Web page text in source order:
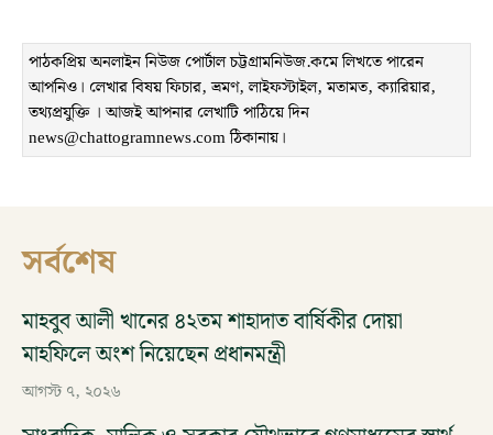
পাঠকপ্রিয় অনলাইন নিউজ পোর্টাল চট্টগ্রামনিউজ.কমে লিখতে পারেন
আপনিও। লেখার বিষয় ফিচার, ভ্রমণ, লাইফস্টাইল, মতামত, ক্যারিয়ার,
তথ্যপ্রযুক্তি । আজই আপনার লেখাটি পাঠিয়ে দিন
news@chattogramnews.com ঠিকানায়।
সর্বশেষ
মাহবুব আলী খানের ৪২তম শাহাদাত বার্ষিকীর দোয়া
মাহফিলে অংশ নিয়েছেন প্রধানমন্ত্রী
আগস্ট ৭, ২০২৬